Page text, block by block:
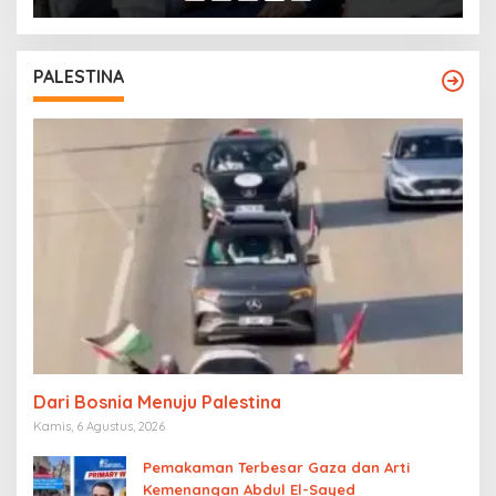
PALESTINA
Dari Bosnia Menuju Palestina
Kamis, 6 Agustus, 2026
Pemakaman Terbesar Gaza dan Arti
Kemenangan Abdul El-Sayed